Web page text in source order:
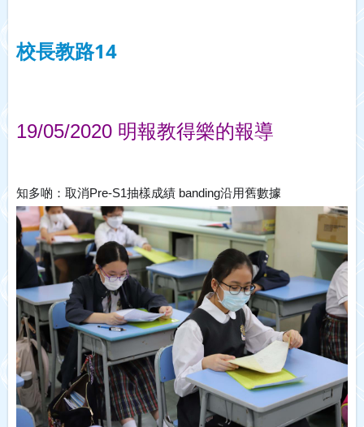
校長教路14
19/05/2020 明報教得樂的報導
知多啲：取消Pre-S1抽樣成績 banding沿用舊數據